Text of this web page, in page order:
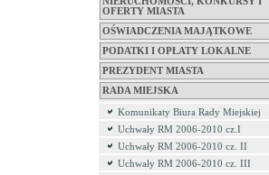
OFERTY MIASTA
OŚWIADCZENIA MAJĄTKOWE
PODATKI I OPŁATY LOKALNE
PREZYDENT MIASTA
RADA MIEJSKA
Komunikaty Biura Rady Miejskiej
Uchwały RM 2006-2010 cz.I
Uchwały RM 2006-2010 cz. II
Uchwały RM 2006-2010 cz. III